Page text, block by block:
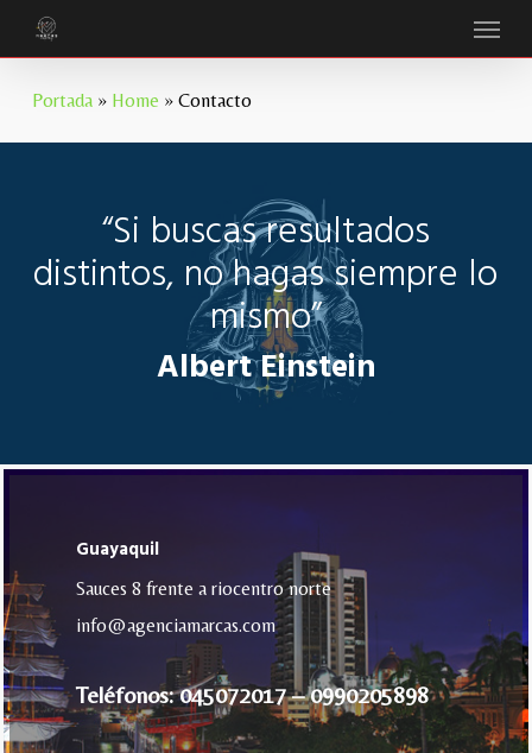
to
mainPortada» Home » Contacto
“Si buscas resultados
distintos, no hagas siempre lo
mismo”
Albert Einstein
Guayaquil
Sauces 8 frente a riocentro norte
info@agenciamarcas.com
Teléfonos: 045072017 – 0990205898